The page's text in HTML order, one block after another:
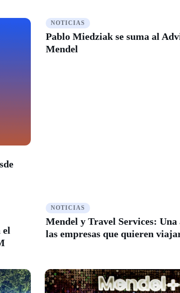
NOTICIAS
Pablo Miedziak se suma al
Mendel
el
NOTICIAS
Mendel y Travel Services: Una
las empresas que quieren